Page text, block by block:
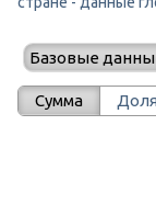
Базовые
Сумма